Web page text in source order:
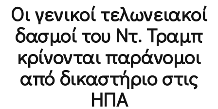
Οι γενικοί τελωνειακοί
δασμοί του Ντ. Τραμπ
κρίνονται παράνομοι
από δικαστήριο στις
ΗΠΑ